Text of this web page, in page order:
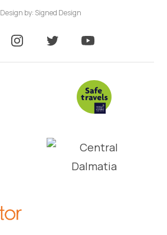
Design by: Signed Design